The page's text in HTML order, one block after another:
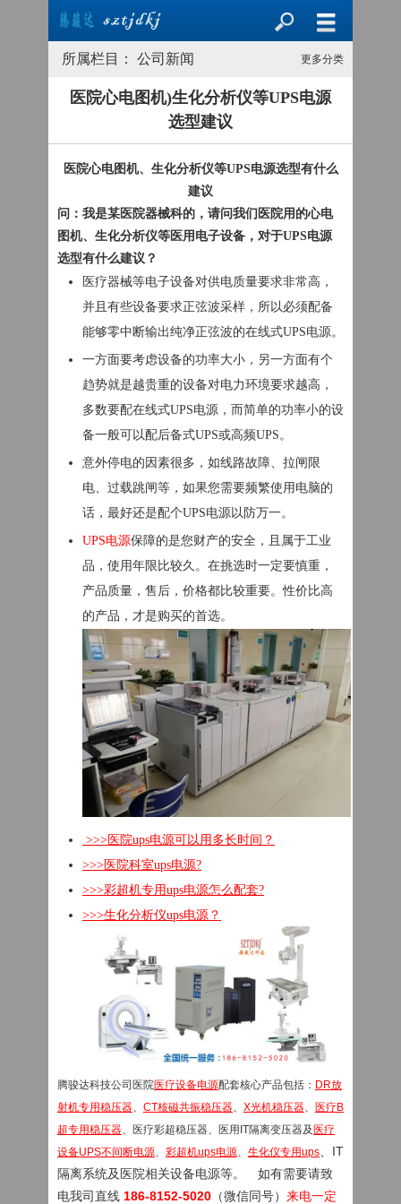
更多分类
所属栏目： 公司新闻
医院心电图机)生化分析仪等UPS电源
选型建议
医院心电图机、生化分析仪等UPS电源选型有什么
建议
问：我是某医院器械科的，请问我们医院用的心电
图机、生化分析仪等医用电子设备，对于UPS电源
选型有什么建议？
医疗器械等电子设备对供电质量要求非常高，
并且有些设备要求正弦波采样，所以必须配备
能够零中断输出纯净正弦波的在线式UPS电源。
一方面要考虑设备的功率大小，另一方面有个
趋势就是越贵重的设备对电力环境要求越高，
多数要配在线式UPS电源，而简单的功率小的设
备一般可以配后备式UPS或高频UPS。
意外停电的因素很多，如线路故障、拉闸限
电、过载跳闸等，如果您需要频繁使用电脑的
话，最好还是配个UPS电源以防万一。
UPS电源保障的是您财产的安全，且属于工业
品，使用年限比较久。在挑选时一定要慎重，
产品质量，售后，价格都比较重要。性价比高
的产品，才是购买的首选。
>>>医院ups电源可以用多长时间？
>>>医院科室ups电源?
>>>彩超机专用ups电源怎么配套?
>>>生化分析仪ups电源？
腾骏达科技公司医院医疗设备电源配套核心产品包括： DR放
射机专用稳压器、 CT核磁共振稳压器、 X光机稳压器、
医疗B
超专用稳压器、医疗彩超稳压器、医用IT隔离变压器及 医疗
设备UPS不间断电源、 彩超机ups电源、 生化仪专用ups 、IT
隔离系统及医院相关设备电源等。 如有需要请致
电我司直线 186-8152-5020 （微信同号） 来电一定